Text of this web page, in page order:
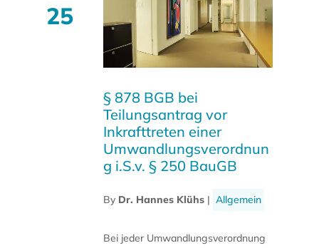
25
§ 878 BGB bei
Teilungsantrag vor
Inkrafttreten einer
Umwandlungsverordnun
g i.S.v. § 250 BauGB
By Dr. Hannes Klühs| Allgemein
Bei jeder Umwandlungsverordnung